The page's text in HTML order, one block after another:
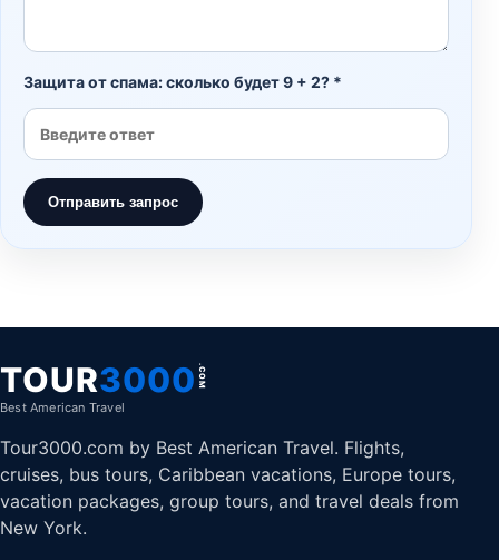
Защита от спама: сколько будет 9 + 2? *
Отправить запрос
TOUR3000 .COM
Best American Travel
Tour3000.com by Best American Travel. Flights,
cruises, bus tours, Caribbean vacations, Europe tours,
vacation packages, group tours, and travel deals from
New York.